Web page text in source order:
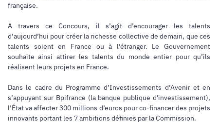
française.
A travers ce Concours, il s’agit d’encourager les talents
d’aujourd’hui pour créer la richesse collective de demain, que ces
talents soient en France ou à l’étranger. Le Gouvernement
souhaite ainsi attirer les talents du monde entier pour qu’ils
réalisent leurs projets en France.
Dans le cadre du Programme d’Investissements d’Avenir et en
s’appuyant sur Bpifrance (la banque publique d'investissement),
l’État va affecter 300 millions d’euros pour co-financer des projets
innovants portant les 7 ambitions définies par la Commission.